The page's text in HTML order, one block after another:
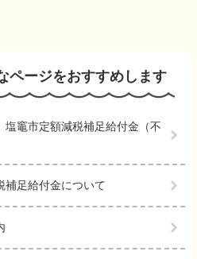
ページをおすすめします
塩竈市定額減税補足給付金（不
補足給付金について